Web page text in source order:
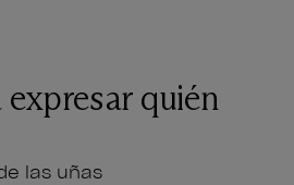
quién
las uñas